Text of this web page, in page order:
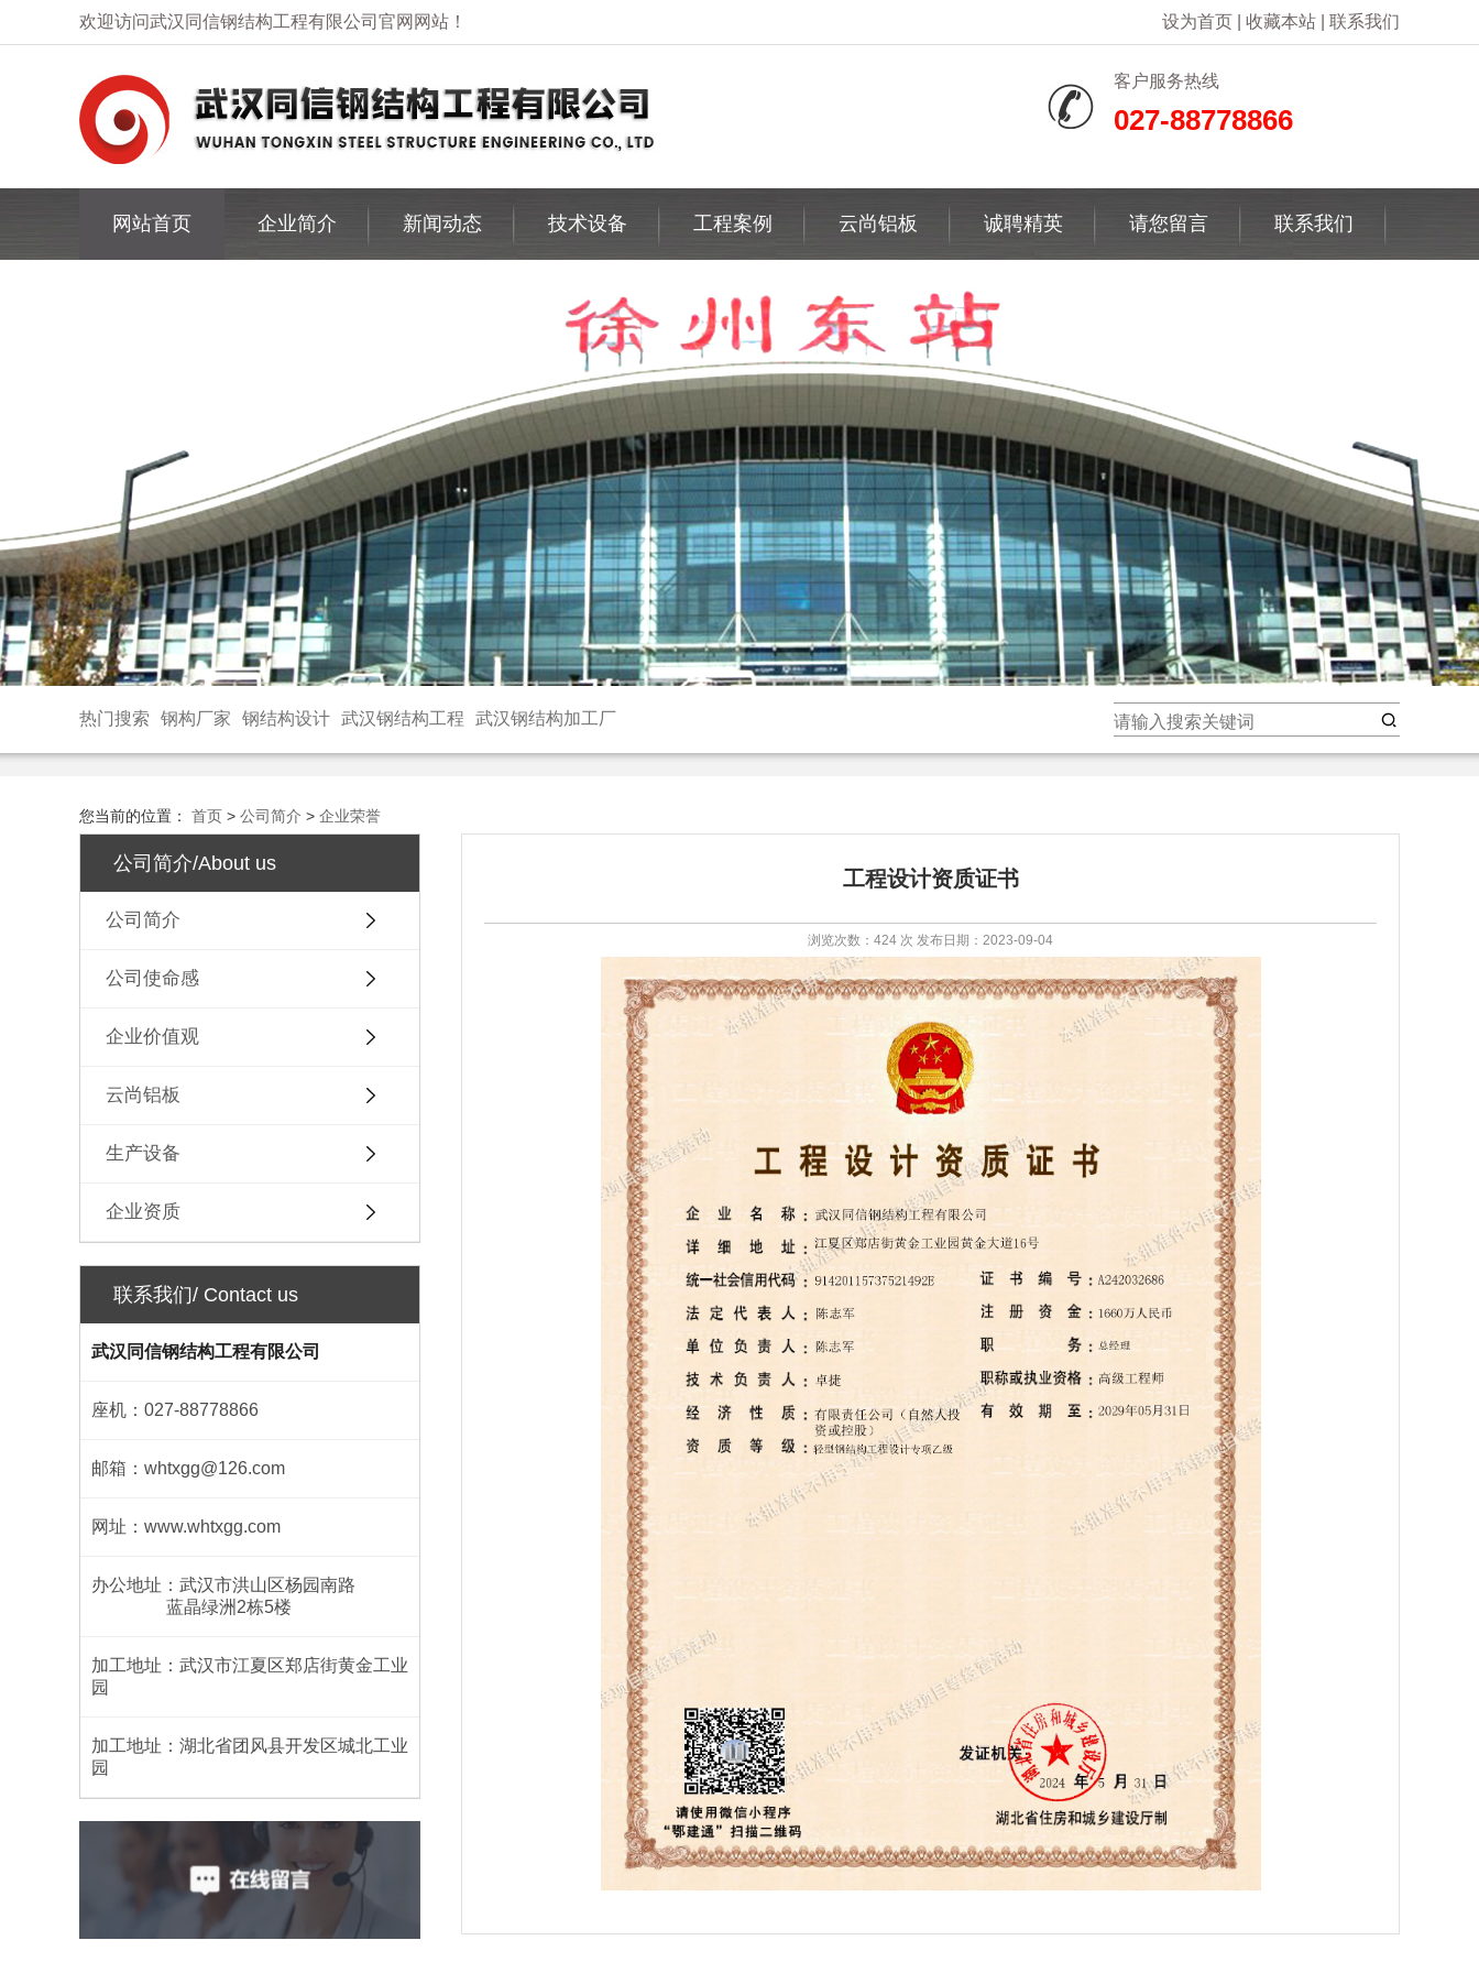
设为首页 收藏本站 联系我们
欢迎访问武汉同信钢结构工程有限公司官网网站！
客户服务热线
027-88778866
网站首页 企业简介 新闻动态 技术设备 工程案例 云尚铝板 诚聘精英 请您留言 联系我们
热门搜索 钢构厂家 钢结构设计 武汉钢结构工程 武汉钢结构加工厂
您当前的位置： 首页 > 公司简介 > 企业荣誉
公司简介/About us
公司简介
公司使命感
企业价值观
云尚铝板
生产设备
企业资质
联系我们/ Contact us
武汉同信钢结构工程有限公司
座机：027-88778866
邮箱：whtxgg@126.com
网址：www.whtxgg.com
办公地址：武汉市洪山区杨园南路
蓝晶绿洲2栋5楼
加工地址：武汉市江夏区郑店街黄金工业
园
加工地址：湖北省团风县开发区城北工业
园
工程设计资质证书
浏览次数： 424 次 发布日期：2023-09-04